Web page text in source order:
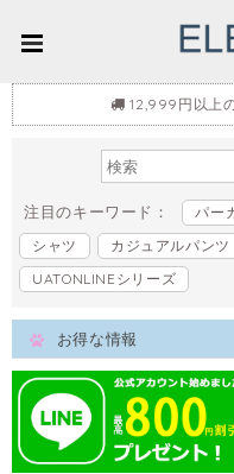
12,999円以上
注目のキーワード： パー
シャツ
カジュアルパンツ
UATONLINEシリーズ
お得な情報